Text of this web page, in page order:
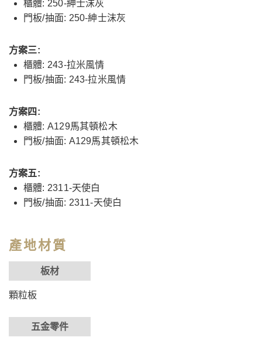
櫃體: 250-紳士沫灰
門板/抽面: 250-紳士沫灰
方案三:
櫃體: 243-拉米風情
門板/抽面: 243-拉米風情
方案四:
櫃體: A129馬其頓松木
門板/抽面: A129馬其頓松木
方案五:
櫃體: 2311-天使白
門板/抽面: 2311-天使白
產地材質
板材
顆粒板
五金零件